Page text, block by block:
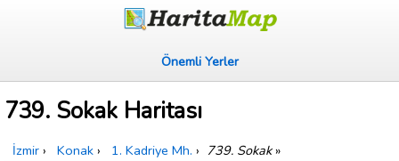
Önemli Yerler
739. Sokak Haritası
İzmir › Konak › 1. Kadriye Mh. › 739. Sokak»